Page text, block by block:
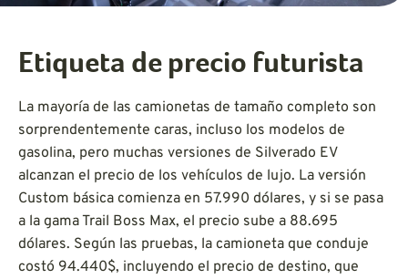
Etiqueta de precio futurista
La mayoría de las camionetas de tamaño completo son
sorprendentemente caras, incluso los modelos de
gasolina, pero muchas versiones de Silverado EV
alcanzan el precio de los vehículos de lujo. La versión
Custom básica comienza en 57.990 dólares, y si se pasa
a la gama Trail Boss Max, el precio sube a 88.695
dólares. Según las pruebas, la camioneta que conduje
costó 94.440$, incluyendo el precio de destino, que